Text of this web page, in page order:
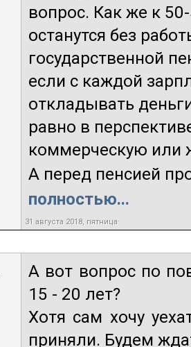
вопрос. Как же к
останутся без
государственной
если с каждой
откладывать
равно в
коммерческую или
А перед пенсией
полностью...
31 августа 2018, пятница
А вот вопрос по
15 - 20 лет?
Хотя сам хочу
приняли. Будем